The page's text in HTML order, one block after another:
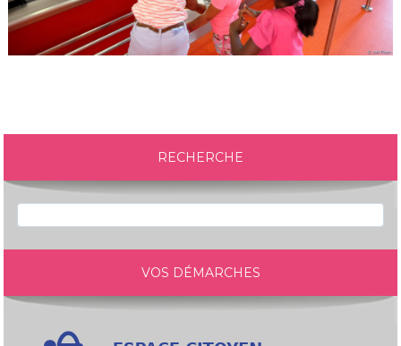
RECHERCHE
VOS DÉMARCHES